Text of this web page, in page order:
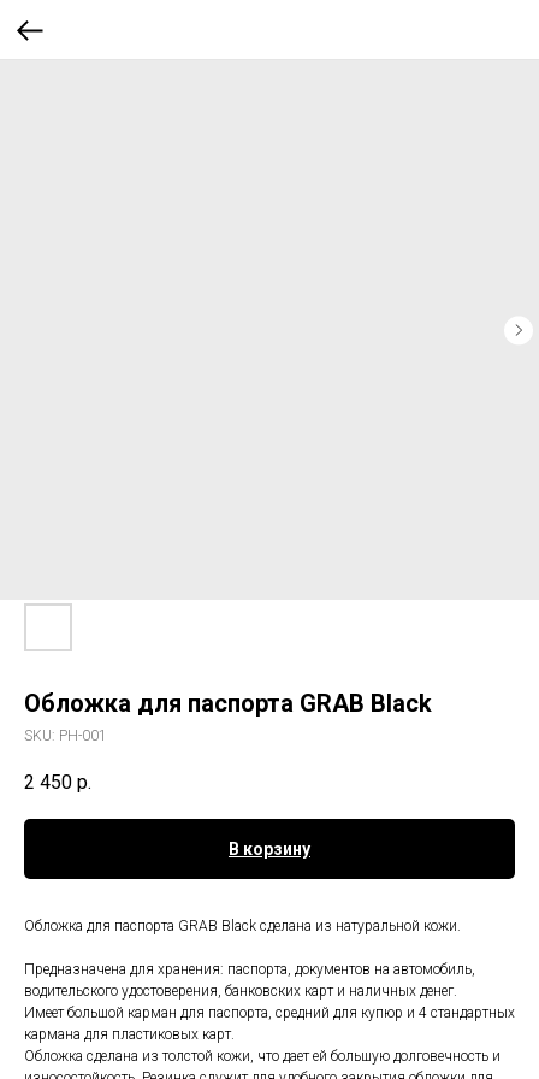
Обложка для паспорта GRAB Black
SKU: PH-001
2 450 р.
В корзину
Обложка для паспорта GRAB Black сделана из натуральной кожи.
Предназначена для хранения: паспорта, документов на автомобиль,
водительского удостоверения, банковских карт и наличных денег.
Имеет большой карман для паспорта, средний для купюр и 4 стандартных
кармана для пластиковых карт.
Обложка сделана из толстой кожи, что дает ей большую долговечность и